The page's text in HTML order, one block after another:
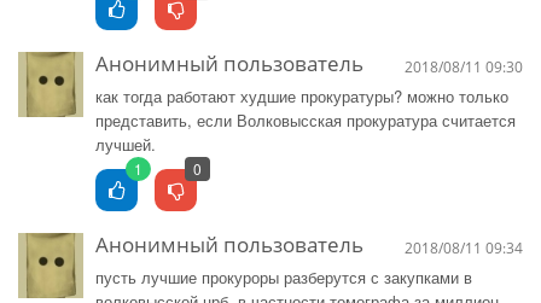
Анонимный пользователь 2018/08/11 09:30
как тогда работают худшие прокуратуры? можно только
представить, если Волковысская прокуратура считается
лучшей.
1 0
Анонимный пользователь 2018/08/11 09:34
пусть лучшие прокуроры разберутся с закупками в